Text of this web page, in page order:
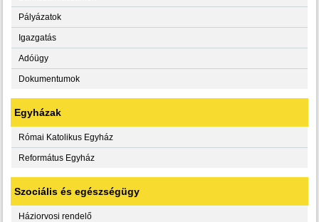
Pályázatok
Igazgatás
Adóügy
Dokumentumok
Egyházak
Római Katolikus Egyház
Református Egyház
Szociális és egészségügy
Háziorvosi rendelő